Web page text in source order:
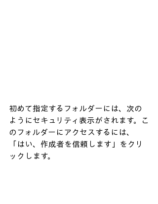
初めて指定するフォルダーには、次の
ようにセキュリティ表示がされます。こ
のフォルダーにアクセスするには、
「はい、作成者を信頼します」をクリ
ックします。